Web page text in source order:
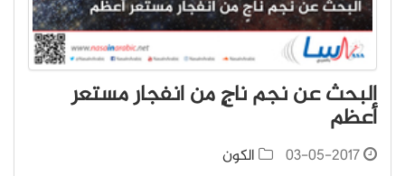
البحث عن نجم ناجٍ من انفجار مستعر
أعظم
03-05-2017
الكون